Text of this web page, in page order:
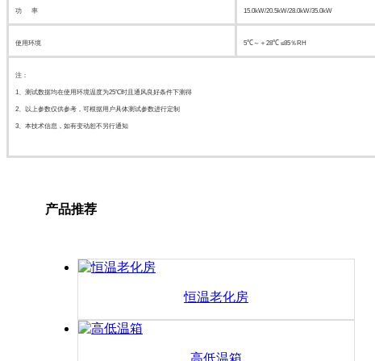
功 率 15.0kW/20.5kW/28.0kW/35.0kW
使用环境 5℃～＋28℃ ≤85％RH
注：
1、测试数据均在使用环境温度为25℃时且通风良好条件下测得
2、以上参数仅供参考，可根据用户具体测试参数进行定制
3、本技术信息，如有变动恕不另行通知
产品推荐
恒温老化房
高低温箱